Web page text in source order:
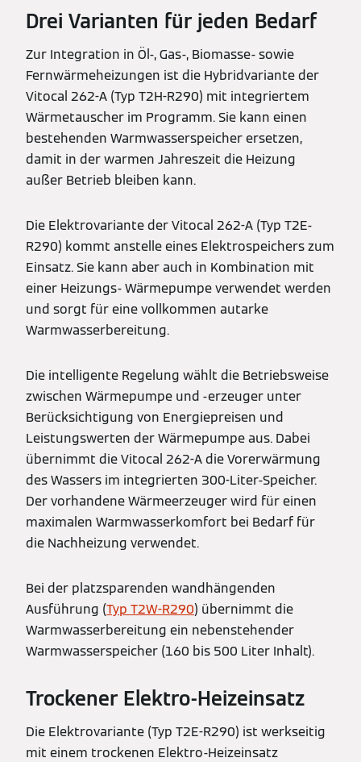
Drei Varianten für jeden Bedarf
Zur Integration in Öl-, Gas-, Biomasse- sowie
Fernwärmeheizungen ist die Hybridvariante der
Vitocal 262-A (Typ T2H-R290) mit integriertem
Wärmetauscher im Programm. Sie kann einen
bestehenden Warmwasserspeicher ersetzen,
damit in der warmen Jahreszeit die Heizung
außer Betrieb bleiben kann.
Die Elektrovariante der Vitocal 262-A (Typ T2E-
R290) kommt anstelle eines Elektrospeichers zum
Einsatz. Sie kann aber auch in Kombination mit
einer Heizungs- Wärmepumpe verwendet werden
und sorgt für eine vollkommen autarke
Warmwasserbereitung.
Die intelligente Regelung wählt die Betriebsweise
zwischen Wärmepumpe und -erzeuger unter
Berücksichtigung von Energiepreisen und
Leistungswerten der Wärmepumpe aus. Dabei
übernimmt die Vitocal 262-A die Vorerwärmung
des Wassers im integrierten 300-Liter-Speicher.
Der vorhandene Wärmeerzeuger wird für einen
maximalen Warmwasserkomfort bei Bedarf für
die Nachheizung verwendet.
Bei der platzsparenden wandhängenden
Ausführung (Typ T2W-R290) übernimmt die
Warmwasserbereitung ein nebenstehender
Warmwasserspeicher (160 bis 500 Liter Inhalt).
Trockener Elektro-Heizeinsatz
Die Elektrovariante (Typ T2E-R290) ist werkseitig
mit einem trockenen Elektro-Heizeinsatz